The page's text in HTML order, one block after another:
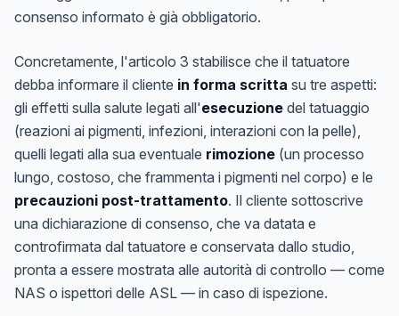
consenso informato è già obbligatorio.
Concretamente, l'articolo 3 stabilisce che il tatuatore
debba informare il cliente in forma scritta su tre aspetti:
gli effetti sulla salute legati all'esecuzione del tatuaggio
(reazioni ai pigmenti, infezioni, interazioni con la pelle),
quelli legati alla sua eventuale rimozione (un processo
lungo, costoso, che frammenta i pigmenti nel corpo) e le
precauzioni post-trattamento. Il cliente sottoscrive
una dichiarazione di consenso, che va datata e
controfirmata dal tatuatore e conservata dallo studio,
pronta a essere mostrata alle autorità di controllo — come
NAS o ispettori delle ASL — in caso di ispezione.